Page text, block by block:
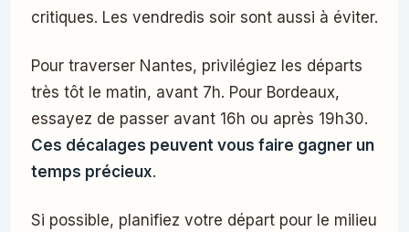
critiques. Les vendredis soir sont aussi à éviter.
Pour traverser Nantes, privilégiez les départs
très tôt le matin, avant 7h. Pour Bordeaux,
essayez de passer avant 16h ou après 19h30.
Ces décalages peuvent vous faire gagner un
temps précieux.
Si possible, planifiez votre départ pour le milieu